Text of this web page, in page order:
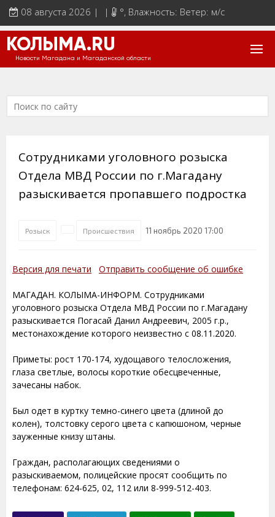
08 августа 2026 | | °, Влажность: Ветер: м/с
КОЛЫМА.RU
Новости Магадана и Магаданской области
Сотрудниками уголовного розыска
Отдела МВД России по г.Магадану
разыскивается пропавшего подростка
Розыск Происшествия 11 ноябрь 2020 17:00
Версия для печати Отправить сообщение об ошибке
МАГАДАН. КОЛЫМА-ИНФОРМ. Сотрудниками
уголовного розыска Отдела МВД России по г.Магадану
разыскивается Погасай Данил Андреевич, 2005 г.р.,
местонахождение которого неизвестно с 08.11.2020.
Приметы: рост 170-174, худощавого телосложения,
глаза светлые, волосы короткие обесцвеченные,
зачесаны набок.
Был одет в куртку темно-синего цвета (длиной до
колен), толстовку серого цвета с капюшоном, черные
зауженные книзу штаны.
Граждан, располагающих сведениями о
разыскиваемом, полицейские просят сообщить по
телефонам: 624-625, 02, 112 или 8-999-512-403.